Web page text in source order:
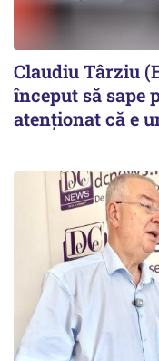
Claudiu Târziu
început să sape
atenționat că e